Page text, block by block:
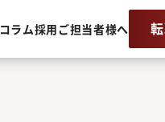
コラム採用ご担当者様へ